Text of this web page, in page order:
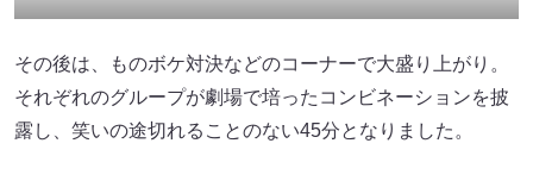
その後は、ものボケ対決などのコーナーで大盛り上がり。
それぞれのグループが劇場で培ったコンビネーションを披
露し、笑いの途切れることのない45分となりました。